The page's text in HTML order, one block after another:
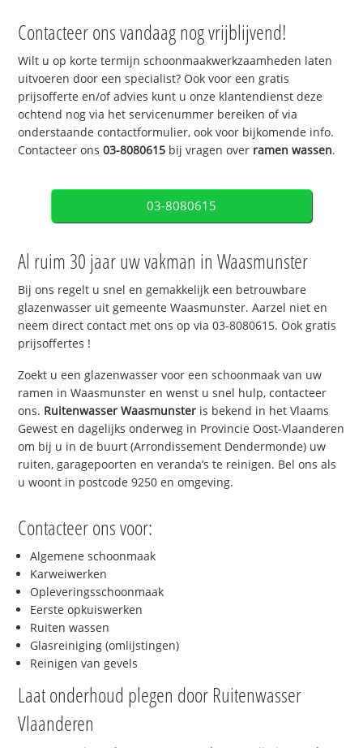
Contacteer ons vandaag nog vrijblijvend!
Wilt u op korte termijn schoonmaakwerkzaamheden laten
uitvoeren door een specialist? Ook voor een gratis
prijsofferte en/of advies kunt u onze klantendienst deze
ochtend nog via het servicenummer bereiken of via
onderstaande contactformulier, ook voor bijkomende info.
Contacteer ons03-8080615 bij vragen over ramen wassen.
03-8080615
Al ruim 30 jaar uw vakman in Waasmunster
Bij ons regelt u snel en gemakkelijk een betrouwbare
glazenwasser uit gemeente Waasmunster. Aarzel niet en
neem direct contact met ons op via 03-8080615. Ook gratis
prijsoffertes !
Zoekt u een glazenwasser voor een schoonmaak van uw
ramen in Waasmunster en wenst u snel hulp, contacteer
ons. Ruitenwasser Waasmunster is bekend in het Vlaams
Gewest en dagelijks onderweg in Provincie Oost-Vlaanderen
om bij u in de buurt (Arrondissement Dendermonde) uw
ruiten, garagepoorten en veranda’s te reinigen. Bel ons als
u woont in postcode 9250 en omgeving.
Contacteer ons voor:
Algemene schoonmaak
Karweiwerken
Opleveringsschoonmaak
Eerste opkuiswerken
Ruiten wassen
Glasreiniging (omlijstingen)
Reinigen van gevels
Laat onderhoud plegen door Ruitenwasser
Vlaanderen